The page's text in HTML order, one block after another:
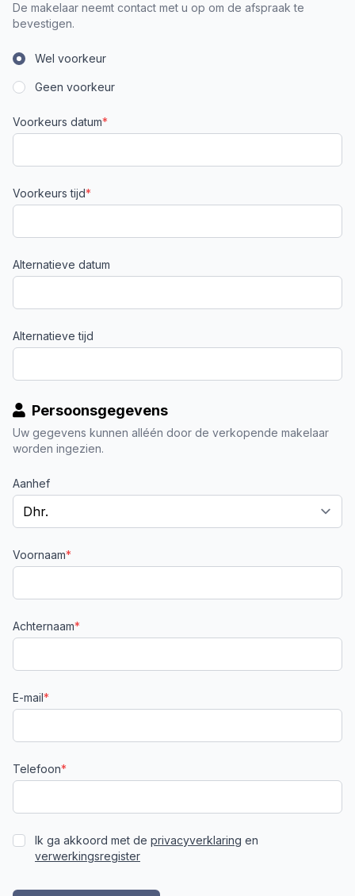
De makelaar neemt contact met u op om de afspraak te
bevestigen.
Wel voorkeur
Geen voorkeur
Voorkeurs datum*
Voorkeurs tijd*
Alternatieve datum
Alternatieve tijd
Persoonsgegevens
Uw gegevens kunnen alléén door de verkopende makelaar
worden ingezien.
Aanhef
Voornaam*
Achternaam*
E-mail*
Telefoon*
Ik ga akkoord met de privacyverklaring en
verwerkingsregister